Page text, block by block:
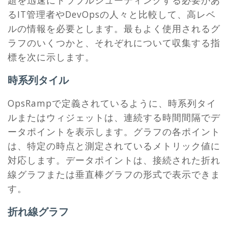
るIT管理者やDevOpsの人々と比較して、高レベ
ルの情報を必要とします。最もよく使用されるグ
ラフのいくつかと、それぞれについて収集する指
標を次に示します。
時系列タイル
OpsRampで定義されているように、時系列タイ
ルまたはウィジェットは、連続する時間間隔でデ
ータポイントを表示します。グラフの各ポイント
は、特定の時点と測定されているメトリック値に
対応します。データポイントは、接続された折れ
線グラフまたは垂直棒グラフの形式で表示できま
す。
折れ線グラフ